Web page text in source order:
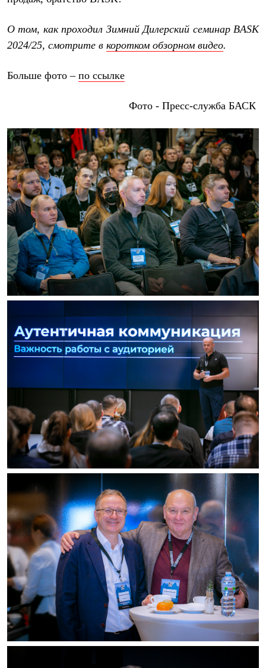
О том, как проходил Зимний Дилерский семинар BASK
2024/25, смотрите в коротком обзорном видео.
Больше фото – по ссылке
Фото - Пресс-служба БАСК